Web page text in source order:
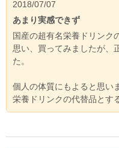
2018/07/07
あまり実感できず
国産の超有名栄養ドリンク
思い、買ってみましたが、
た。
個人の体質にもよると思い
栄養ドリンクの代替品とす